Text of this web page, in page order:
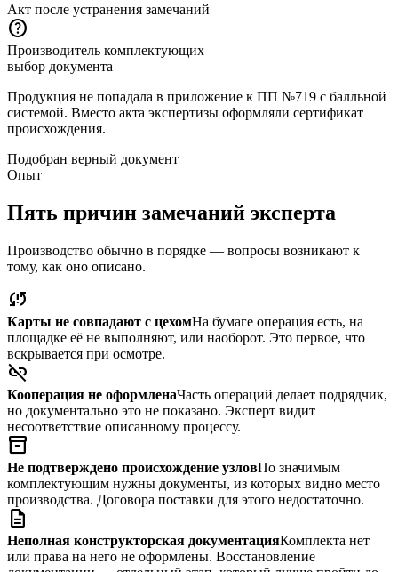
Акт после устранения замечаний
help
Производитель комплектующих
выбор документа
Продукция не попадала в приложение к ПП №719 с балльной
системой. Вместо акта экспертизы оформляли сертификат
происхождения.
Подобран верный документ
Опыт
Пять причин замечаний эксперта
Производство обычно в порядке — вопросы возникают к
тому, как оно описано.
sync_problem
Карты не совпадают с цехомНа бумаге операция есть, на
площадке её не выполняют, или наоборот. Это первое, что
вскрывается при осмотре.
link_off
Кооперация не оформленаЧасть операций делает подрядчик,
но документально это не показано. Эксперт видит
несоответствие описанному процессу.
inventory_2
Не подтверждено происхождение узловПо значимым
комплектующим нужны документы, из которых видно место
производства. Договора поставки для этого недостаточно.
description
Неполная конструкторская документацияКомплекта нет
или права на него не оформлены. Восстановление